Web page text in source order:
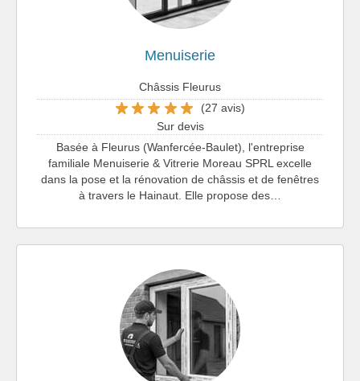
Menuiserie
Châssis Fleurus
(27 avis)
Sur devis
Basée à Fleurus (Wanfercée-Baulet), l'entreprise
familiale Menuiserie & Vitrerie Moreau SPRL excelle
dans la pose et la rénovation de châssis et de fenêtres
à travers le Hainaut. Elle propose des…